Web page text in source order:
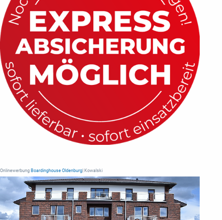
Onlinewerbung Boardinghouse Oldenburg | Kowalski